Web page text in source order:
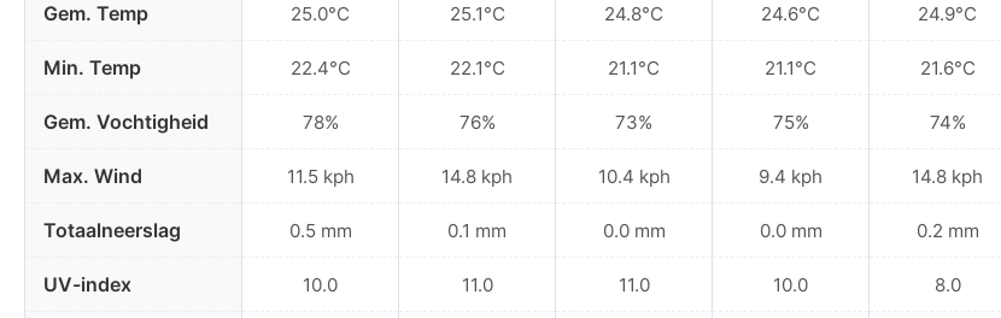
Gem. Temp
Min. Temp
Gem. Vochtigheid
Max. Wind
Totaalneerslag
UV-index
25.0°C
22.4°C
78%
11.5 kph
0.5 mm
10.0
25.1°C
22.1°C
76%
14.8 kph
0.1 mm
11.0
24.8°C
21.1°C
73%
10.4 kph
0.0 mm
11.0
24.6°C
21.1°C
75%
9.4 kph
0.0 mm
10.0
24.9°C
21.6°C
74%
14.8 kph
0.2 mm
8.0